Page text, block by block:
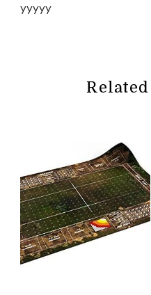
yyyyy